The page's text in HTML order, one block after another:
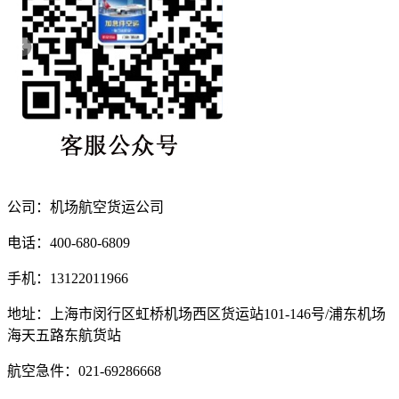
公司：机场航空货运公司
电话：400-680-6809
手机：13122011966
地址：上海市闵行区虹桥机场西区货运站101-146号/浦东机场
海天五路东航货站
航空急件：021-69286668